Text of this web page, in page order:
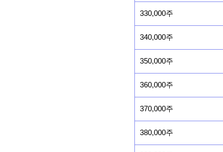
330,000주
340,000주
350,000주
360,000주
370,000주
380,000주